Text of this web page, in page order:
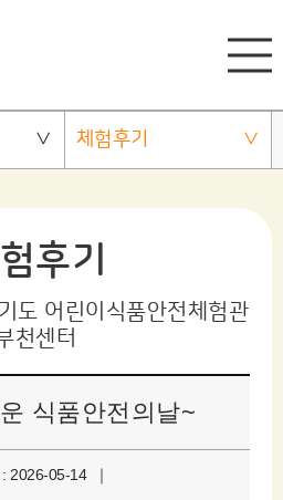
체험후기
후기
도 어린이식품안전체험관
천센터
식품안전의날~
: 2026-05-14 ｜